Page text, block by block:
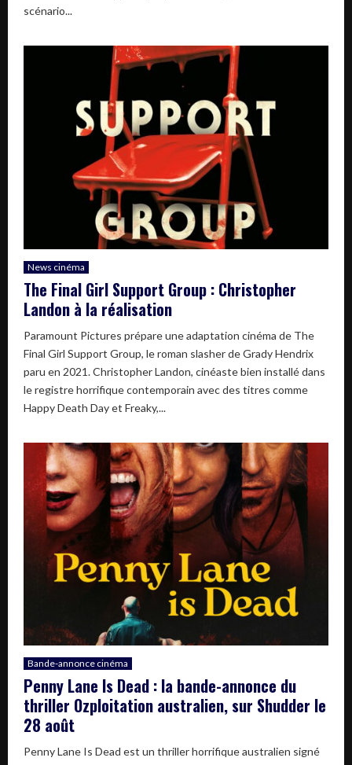
scénario...
News cinéma
The Final Girl Support Group : Christopher
Landon à la réalisation
Paramount Pictures prépare une adaptation cinéma de The
Final Girl Support Group, le roman slasher de Grady Hendrix
paru en 2021. Christopher Landon, cinéaste bien installé dans
le registre horrifique contemporain avec des titres comme
Happy Death Day et Freaky,...
Bande-annonce cinéma
Penny Lane Is Dead : la bande-annonce du
thriller Ozploitation australien, sur Shudder le
28 août
Penny Lane Is Dead est un thriller horrifique australien signé